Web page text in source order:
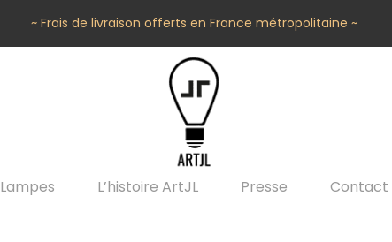
~ Frais de livraison offerts en France métropolitaine ~
Lampes L’histoire ArtJL Presse Contact